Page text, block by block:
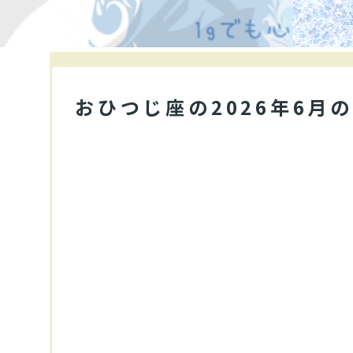
おひつじ座の2026年6月